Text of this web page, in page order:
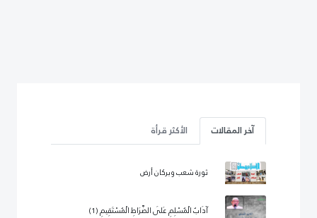
آخر المقالات الأكثر قرأة
ثورة شعب وبركان أرض
آدَابُ الْمُسْلِمِ عَلَى الصِّرَاطِ الْمُسْتَقِيمِ (1)